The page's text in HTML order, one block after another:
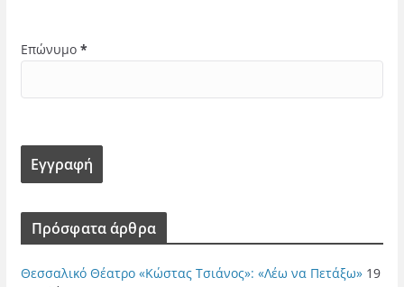
Επώνυμο *
Πρόσφατα άρθρα
Θεσσαλικό Θέατρο «Κώστας Τσιάνος»: «Λέω να Πετάξω» 19